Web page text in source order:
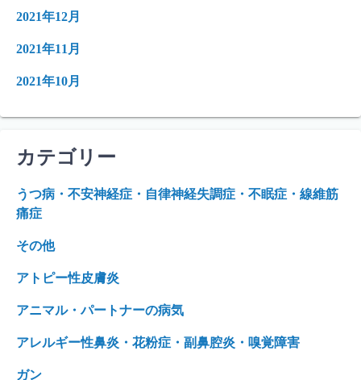
2021年12月
2021年11月
2021年10月
カテゴリー
うつ病・不安神経症・自律神経失調症・不眠症・線維筋
痛症
その他
アトピー性皮膚炎
アニマル・パートナーの病気
アレルギー性鼻炎・花粉症・副鼻腔炎・嗅覚障害
ガン